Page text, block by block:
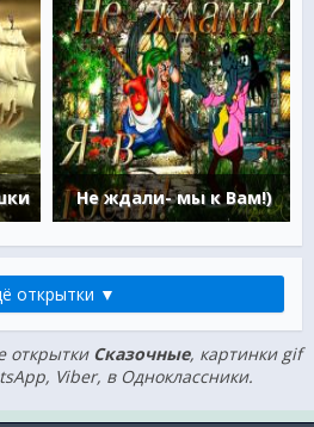
Не ждали- мы к Вам!)
открытки ▼
открытки Сказочные, картинки gif
Viber, в Одноклассники.